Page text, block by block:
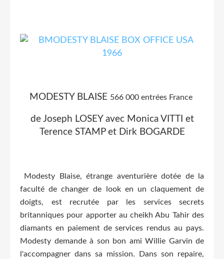
MODESTY BLAISE 566 000 entrées France
de Joseph LOSEY avec Monica VITTI et
Terence STAMP et Dirk BOGARDE
Modesty Blaise, étrange aventurière dotée de la
faculté de changer de look en un claquement de
doigts, est recrutée par les services secrets
britanniques pour apporter au cheikh Abu Tahir des
diamants en paiement de services rendus au pays.
Modesty demande à son bon ami Willie Garvin de
l'accompagner dans sa mission. Dans son repaire,